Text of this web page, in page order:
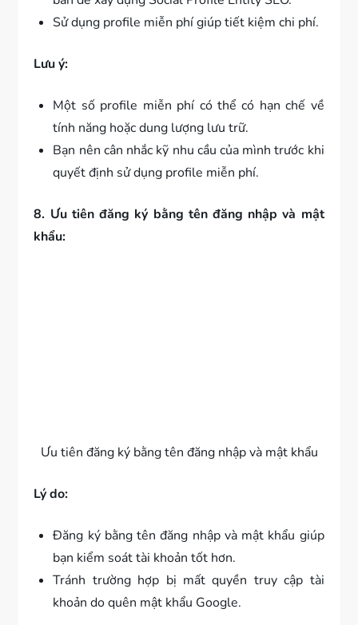
Sử dụng profile miễn phí giúp tiết kiệm chi phí.
Lưu ý:
Một số profile miễn phí có thể có hạn chế về
tính năng hoặc dung lượng lưu trữ.
Bạn nên cân nhắc kỹ nhu cầu của mình trước khi
quyết định sử dụng profile miễn phí.
8. Ưu tiên đăng ký bằng tên đăng nhập và mật
khẩu:
Ưu tiên đăng ký bằng tên đăng nhập và mật khẩu
Lý do:
Đăng ký bằng tên đăng nhập và mật khẩu giúp
bạn kiểm soát tài khoản tốt hơn.
Tránh trường hợp bị mất quyền truy cập tài
khoản do quên mật khẩu Google.